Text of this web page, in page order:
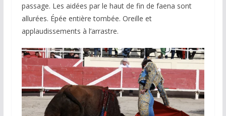
passage. Les aidées par le haut de fin de faena sont
allurées. Épée entière tombée. Oreille et
applaudissements à l’arrastre.